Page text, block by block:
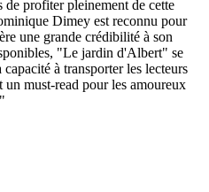
profiter pleinement de cette
Dimey est reconnu pour
une grande crédibilité à son
"Le jardin d'Albert" se
à transporter les lecteurs
un must-read pour les amoureux